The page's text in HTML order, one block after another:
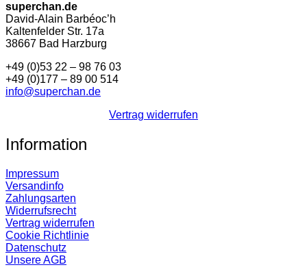
superchan.de
David-Alain Barbéoc’h
Kaltenfelder Str. 17a
38667 Bad Harzburg
+49 (0)53 22 – 98 76 03
+49 (0)177 – 89 00 514
info@superchan.de
Vertrag widerrufen
Information
Impressum
Versandinfo
Zahlungsarten
Widerrufsrecht
Vertrag widerrufen
Cookie Richtlinie
Datenschutz
Unsere AGB